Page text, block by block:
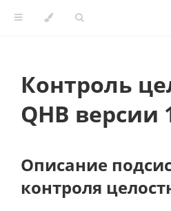
Контроль
QHB версии
Описание
контроля